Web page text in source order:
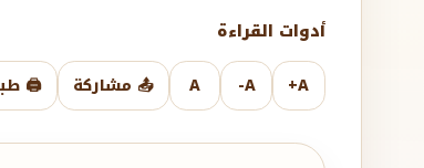
أدوات القراءة
A+
A-
A 📤 مشاركة 🖨️